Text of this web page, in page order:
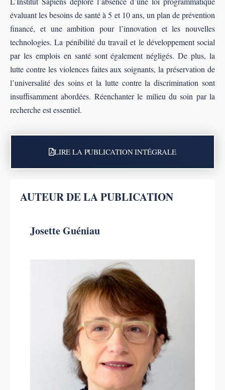
évaluant les besoins de santé à 5 et 10 ans, un plan de prévention
financé, et une ambition pour l’innovation et les nouvelles
technologies. La pénibilité du travail et le développement social
par les emplois en santé sont également négligés. De plus, la
lutte contre les violences faites aux soignants, la préservation de
l’universalité des soins et la lutte contre la discrimination sont
insuffisamment abordées. Réenchanter le milieu du soin par la
recherche est essentiel.
LIRE LA PUBLICATION INTÉGRALE
AUTEUR DE LA PUBLICATION
Josette Guéniau